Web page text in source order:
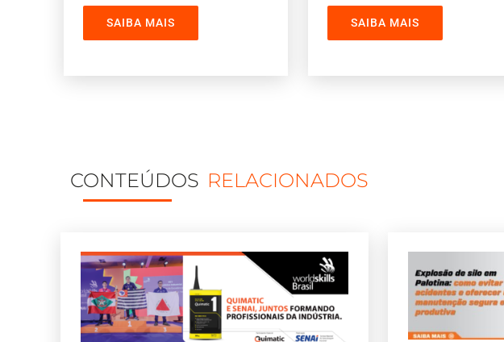
com remoção através de métodos
abrasivos.
SAIBA MAIS
através de lixamento ou jateamento.
SAIBA MAIS
CONTEÚDOS RELACIONADOS